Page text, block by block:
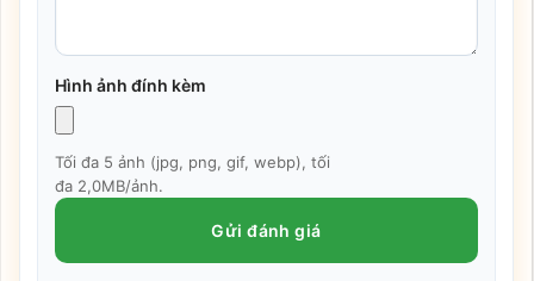
Hình ảnh đính kèm
Tối đa 5 ảnh (jpg, png, gif, webp), tối
đa 2,0MB/ảnh.
Gửi đánh giá